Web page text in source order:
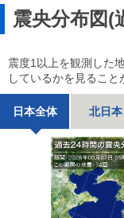
震央分布図(
震度1以上を観測した
しているかを見ること
日本全体 北日本